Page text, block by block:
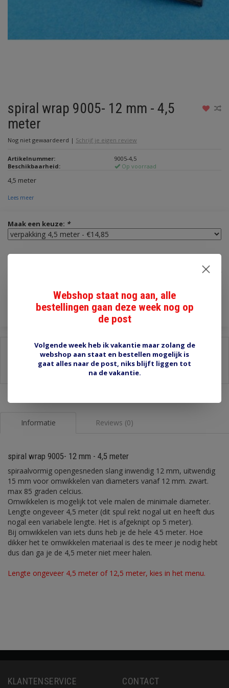
spiral wrap 9005- 12 mm - 4,5
meter
Nog niet gewaardeerd | Schrijf je eigen review
Artikelnummer:
9005-4,5
Beschikbaarheid:
Op voorraad
4,5 meter
Lees meer
Maak een keuze: *
Incl. btw
Toevoegen aan winkelwagen
Stel een vraag over dit product
Informatie Reviews (0)
spiral wrap 9005- 12 mm - 4,5 meter
spiraalvormig opengesneden slang inwendig 12 mm, uitwendig
15 mm voor omwikkelen van diameters vanaf 12 mm. zwart.
max 85 graden celcius.
Omwikkelen is mogelijk tot vele malen de minimale diameter.
Lengte ongeveer 4,5 meter (dit spul rekt nogal uit en heeft dus
nogal een variabele lengte. Het is afgeknipt op 5 meter).
Bij omwikkelen van iets duns heb je de hele 4.5 meter. Hoe
dikker het te omwikkelen materiaal is des te meer je nodig hebt
dus dan ga je de 4,5 meter niet meer halen.
Lengte ongeveer 4,5 meter of 12,5 meter, kies in het menu.
KLANTENSERVICE CONTACT
Webshop staat nog aan, alle
bestellingen gaan deze week nog op
de post
Volgende week heb ik vakantie maar zolang de
webshop aan staat en bestellen mogelijk is
gaat alles naar de post, niks blijft liggen tot
na de vakantie.